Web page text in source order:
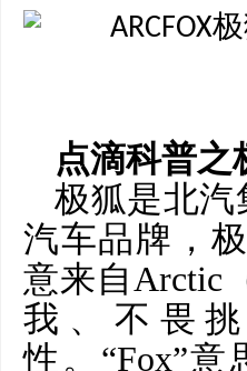
点滴科普之
极狐是北汽
汽车品牌，
意来自Arctic
我、不畏
性。“Fox”